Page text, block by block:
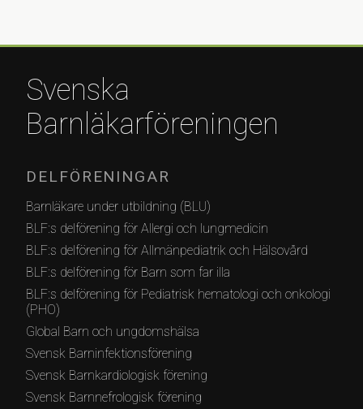
Svenska
Barnläkarföreningen
DELFÖRENINGAR
Barnläkare under utbildning (BLU)
BLF:s delförening för Allergi och lungmedicin
BLF:s delförening för Allmänpediatrik och Hälsovård
BLF:s delförening för Barn som far illa
BLF:s delförening för Pediatrisk hematologi och onkologi
(PHO)
Global Barn och ungdomshälsa
Svensk Barninfektionsförening
Svensk Barnkardiologisk förening
Svensk Barnnefrologisk förening